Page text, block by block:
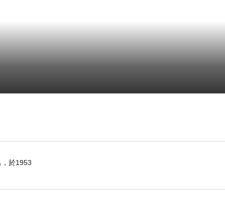
撰寫文章的好習慣，期待您提供讀者更多精采
於1953